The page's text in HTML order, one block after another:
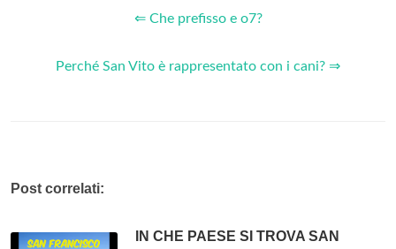
⇐ Che prefisso e o7?
Perché San Vito è rappresentato con i cani? ⇒
Post correlati:
IN CHE PAESE SI TROVA SAN